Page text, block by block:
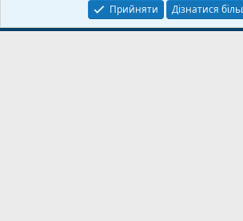
© 2020-2026 FPVUA.ORG Розроблено:
Прийняти
Дізнатися